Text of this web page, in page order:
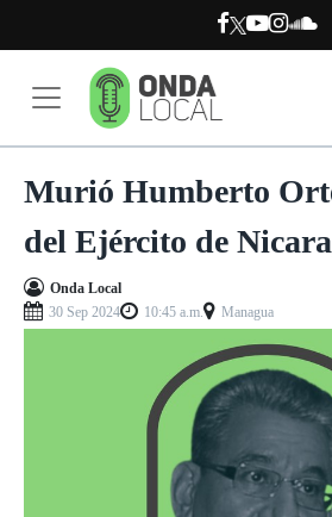
Murió Humberto
del Ejército de
Onda Local
30 Sep 2024
10:45 a.m. Managua